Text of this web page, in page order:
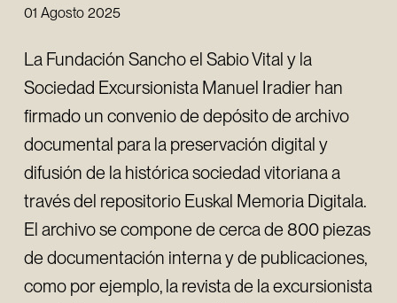
01 Agosto 2025
La Fundación Sancho el Sabio Vital y la
Sociedad Excursionista Manuel Iradier han
firmado un convenio de depósito de archivo
documental para la preservación digital y
difusión de la histórica sociedad vitoriana a
través del repositorio Euskal Memoria Digitala.
El archivo se compone de cerca de 800 piezas
de documentación interna y de publicaciones,
como por ejemplo, la revista de la excursionista